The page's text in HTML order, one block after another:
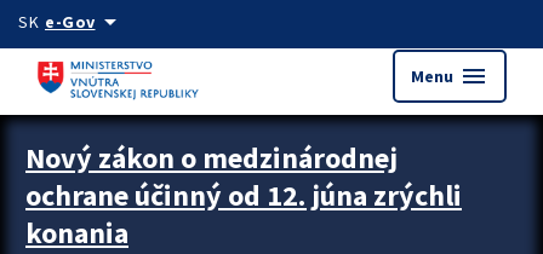
Preskocit na hlavný obsah
SK e-Govarrow_drop_down
Menu menu
Zastavit automatický posun upútavok
Nový zákon o medzinárodnej
ochrane účinný od 12. júna zrýchli
konania